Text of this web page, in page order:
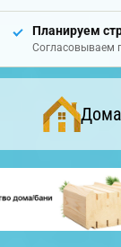
Планируем
Согласовываем